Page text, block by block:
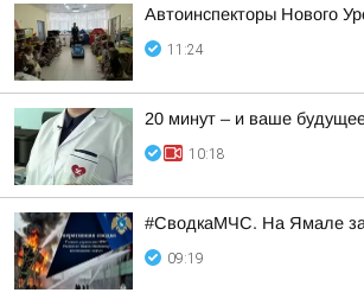
Автоинспекторы Нового
11:24
20 минут – и ваше
10:18
#СводкаМЧС. На Ямале за
09:19